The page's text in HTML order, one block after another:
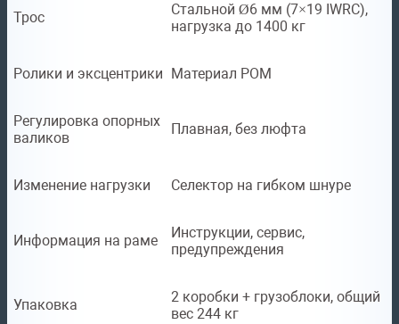
Трос
Стальной Ø6 мм (7×19 IWRC),
нагрузка до 1400 кг
Ролики и эксцентрики Материал POM
Регулировка опорных
валиков
Плавная, без люфта
Изменение нагрузки Селектор на гибком шнуре
Информация на раме
Инструкции, сервис,
предупреждения
Упаковка
2 коробки + грузоблоки, общий
вес 244 кг